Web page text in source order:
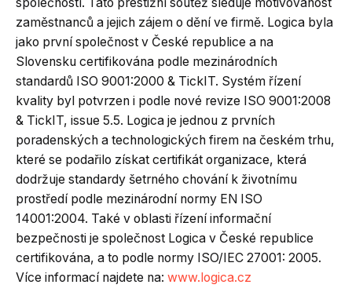
zaměstnanců a jejich zájem o dění ve firmě. Logica byla
jako první společnost v České republice a na
Slovensku certifikována podle mezinárodních
standardů ISO 9001:2000 & TickIT. Systém řízení
kvality byl potvrzen i podle nové revize ISO 9001:2008
& TickIT, issue 5.5. Logica je jednou z prvních
poradenských a technologických firem na českém trhu,
které se podařilo získat certifikát organizace, která
dodržuje standardy šetrného chování k životnímu
prostředí podle mezinárodní normy EN ISO
14001:2004. Také v oblasti řízení informační
bezpečnosti je společnost Logica v České republice
certifikována, a to podle normy ISO/IEC 27001: 2005.
Více informací najdete na: www.logica.cz